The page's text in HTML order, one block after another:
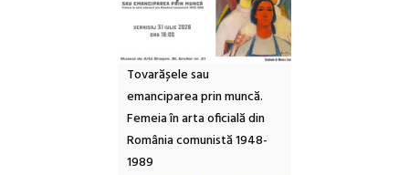
Tovarășele sau
emanciparea prin muncă.
Femeia în arta oficială din
România comunistă 1948-
1989